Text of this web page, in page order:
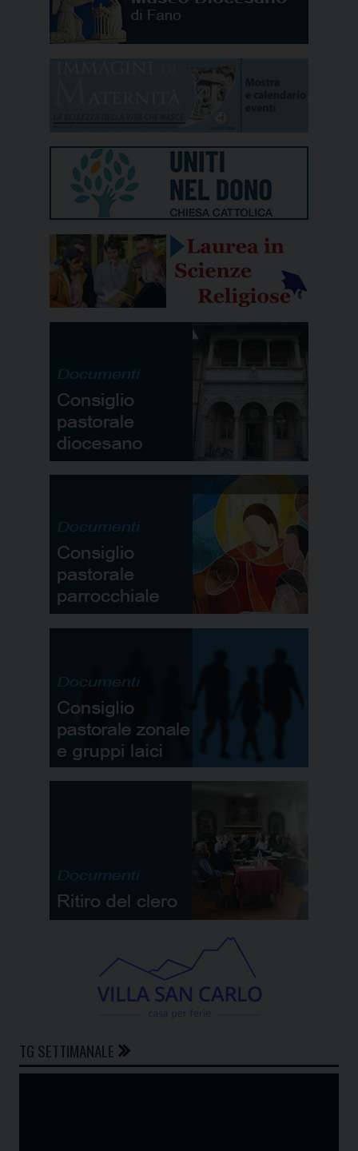
TG SETTIMANALE